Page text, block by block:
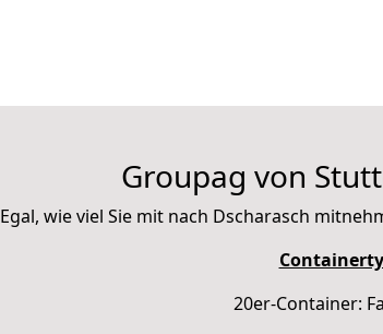
Groupag von
Egal, wie viel Sie mit nach Dscharasch
20er-Container: